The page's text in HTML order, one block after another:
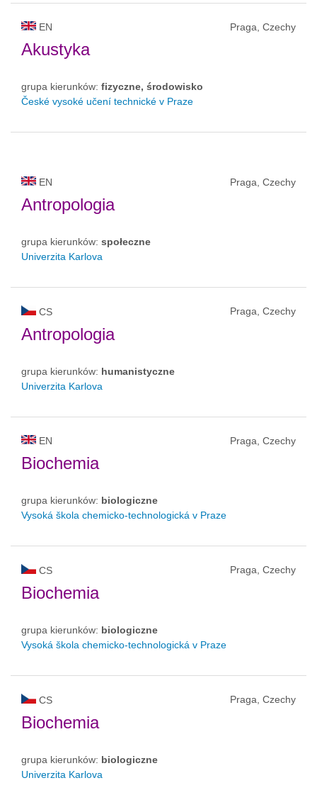
EN Praga, Czechy
Akustyka
grupa kierunków: fizyczne, środowisko
České vysoké učení technické v Praze
EN Praga, Czechy
Antropologia
grupa kierunków: społeczne
Univerzita Karlova
CS Praga, Czechy
Antropologia
grupa kierunków: humanistyczne
Univerzita Karlova
EN Praga, Czechy
Biochemia
grupa kierunków: biologiczne
Vysoká škola chemicko-technologická v Praze
CS Praga, Czechy
Biochemia
grupa kierunków: biologiczne
Vysoká škola chemicko-technologická v Praze
CS Praga, Czechy
Biochemia
grupa kierunków: biologiczne
Univerzita Karlova